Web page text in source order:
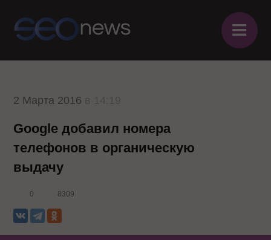
≡
2 Марта 2016
Google добавил номера
телефонов в органическую
выдачу
0 8309